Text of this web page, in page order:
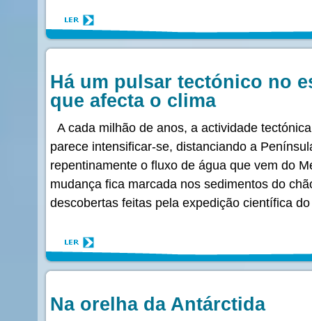
Há um pulsar tectónico no
que afecta o clima
A cada milhão de anos, a actividade
parece intensificar-se, distanciando a
repentinamente o fluxo de água que vem do
mudança fica marcada nos sedimentos do
descobertas feitas pela expedição científica
Na orelha da Antárctida